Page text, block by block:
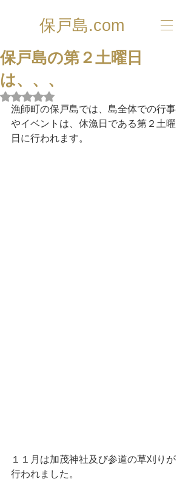
保戸島.com
保戸島の第２土曜日
は、、、
5つ星のうちNaNと評価されています。
漁師町の保戸島では、島全体での行事
やイベントは、休漁日である第２土曜
日に行われます。
１１月は加茂神社及び参道の草刈りが
行われました。